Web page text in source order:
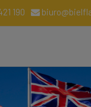
190